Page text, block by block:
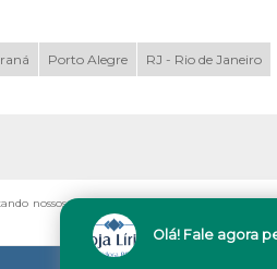
Porto Alegre RJ - Rio de Janeiro
nossos links, é proibida sem a autorização
Olá! Fale agora